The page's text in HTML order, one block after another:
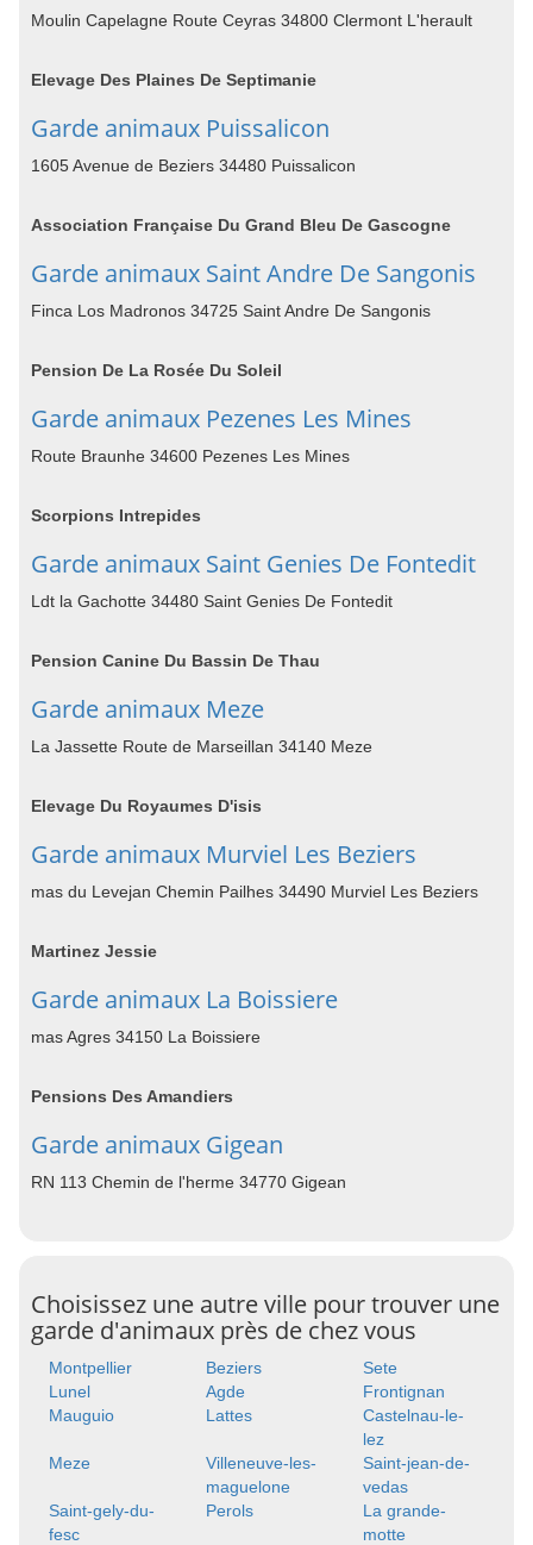
Moulin Capelagne Route Ceyras 34800 Clermont L'herault
Elevage Des Plaines De Septimanie
Garde animaux Puissalicon
1605 Avenue de Beziers 34480 Puissalicon
Association Française Du Grand Bleu De Gascogne
Garde animaux Saint Andre De Sangonis
Finca Los Madronos 34725 Saint Andre De Sangonis
Pension De La Rosée Du Soleil
Garde animaux Pezenes Les Mines
Route Braunhe 34600 Pezenes Les Mines
Scorpions Intrepides
Garde animaux Saint Genies De Fontedit
Ldt la Gachotte 34480 Saint Genies De Fontedit
Pension Canine Du Bassin De Thau
Garde animaux Meze
La Jassette Route de Marseillan 34140 Meze
Elevage Du Royaumes D'isis
Garde animaux Murviel Les Beziers
mas du Levejan Chemin Pailhes 34490 Murviel Les Beziers
Martinez Jessie
Garde animaux La Boissiere
mas Agres 34150 La Boissiere
Pensions Des Amandiers
Garde animaux Gigean
RN 113 Chemin de l'herme 34770 Gigean
Choisissez une autre ville pour trouver une
garde d'animaux près de chez vous
Montpellier Beziers
Sete
Lunel
Agde
Frontignan
Mauguio
Lattes
Castelnau-le-
lez
Meze
Villeneuve-les-
maguelone
Saint-jean-de-
vedas
Saint-gely-du-
fesc
Perols
La grande-
motte